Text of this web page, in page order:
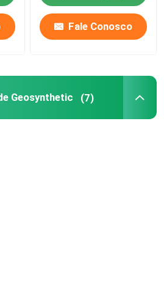
Fale Conosco
Geosynthetic (7)